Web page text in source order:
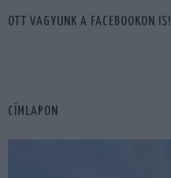
OTT VAGYUNK A FACEBOOKON IS!
CÍMLAPON